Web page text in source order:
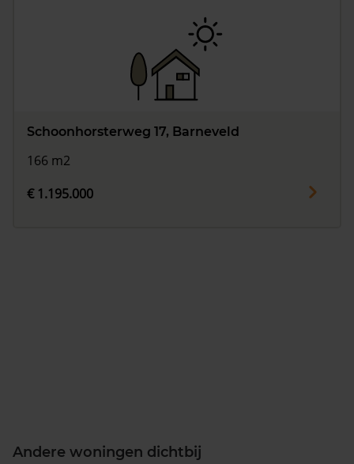
Schoonhorsterweg 17, Barneveld
166 m2
€ 1.195.000
Andere woningen dichtbij